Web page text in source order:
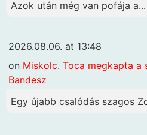
Azok után még van pofája a...
2026.08.06. at 13:48
on Miskolc. Toca megkapta a
Bandesz
Egy újabb csalódás szagos